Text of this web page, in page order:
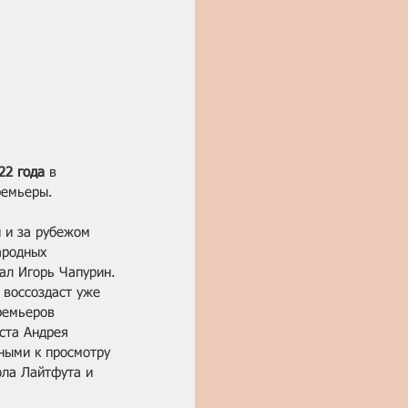
года в
и за рубежом
Игорь Чапурин.
уже
Андрея
к просмотру
Лайтфута и